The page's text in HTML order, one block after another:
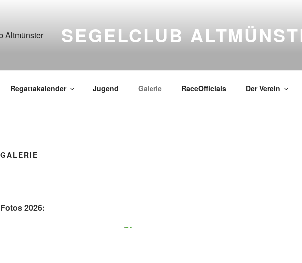
SEGELCLUB
Regattakalender Jugend Galerie RaceOfficials Der Verein
GALERIE
Fotos 2026: